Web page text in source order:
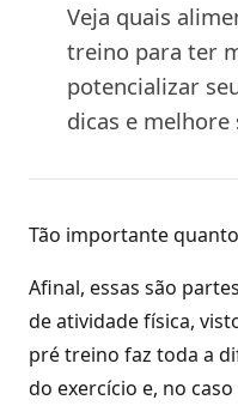
Veja quais
treino para ter
potencializar
dicas e melhore
Tão importante
Afinal, essas são
de atividade física,
pré treino faz toda a
do exercício e, no